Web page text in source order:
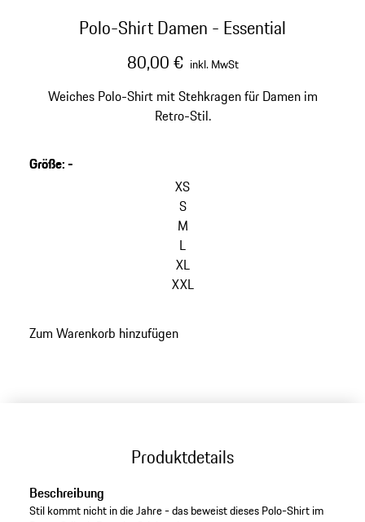
Polo-Shirt Damen - Essential
80,00 € inkl. MwSt
Weiches Polo-Shirt mit Stehkragen für Damen im
Retro-Stil.
Größe:-
XS
S
M
L
XL
XXL
Zum Warenkorb hinzufügen
Produktdetails
Beschreibung
Stil kommt nicht in die Jahre - das beweist dieses Polo-Shirt im